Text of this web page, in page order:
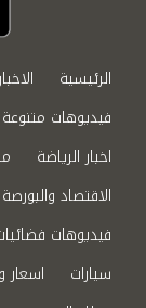
الرئيسية
فيديوهات متنوعة
اخبار الرياضة
الاقتصاد والبورصة
فيديوهات
سيارات